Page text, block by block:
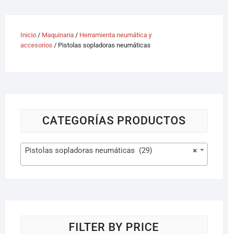
Inicio/ Maquinaria/ Herramienta neumática y
accesorios / Pistolas sopladoras neumáticas
CATEGORÍAS PRODUCTOS
×
Pistolas sopladoras neumáticas (29)
FILTER BY PRICE